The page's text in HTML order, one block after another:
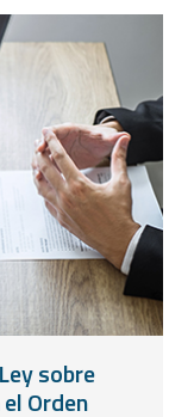
sobre
Orden